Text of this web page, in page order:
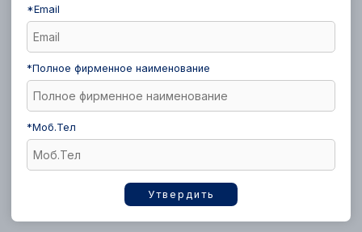
*Email
*Полное фирменное наименование
*Моб.Тел
Утвердить